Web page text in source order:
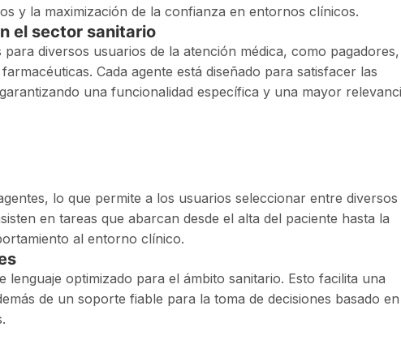
y la maximización de la confianza en entornos clínicos.
el sector sanitario
diversos usuarios de la atención médica, como pagadores,
Cada agente está diseñado para satisfacer las
una funcionalidad específica y una mayor
lo que permite a los usuarios seleccionar entre diversos
en tareas que abarcan desde el alta del paciente hasta la
al entorno clínico.
lenguaje optimizado para el ámbito sanitario. Esto facilita una
de un soporte fiable para la toma de decisiones basado